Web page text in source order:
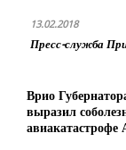
13.02.2018
Пресс-служба
Врио
выразил
авиакатастрофе